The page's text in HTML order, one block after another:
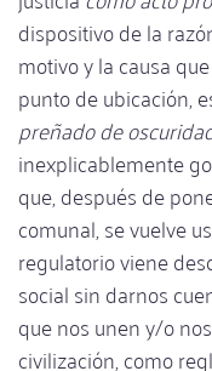
dispositivo de la
motivo y la causa
punto de ubicación,
preñado de
inexplicablemente
que, después de
comunal, se vuelve
regulatorio viene
social sin darnos
que nos unen y/o
civilización, como